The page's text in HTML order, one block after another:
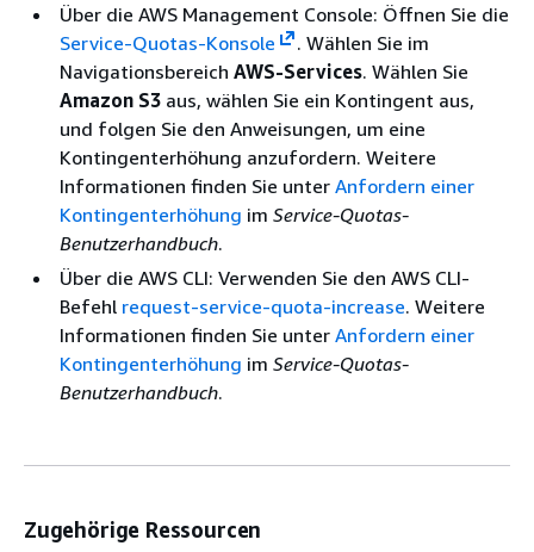
Über die AWS Management Console: Öffnen Sie die
Service-Quotas-Konsole
. Wählen Sie im
Navigationsbereich AWS-Services. Wählen Sie
Amazon S3 aus, wählen Sie ein Kontingent aus,
und folgen Sie den Anweisungen, um eine
Kontingenterhöhung anzufordern. Weitere
Informationen finden Sie unter Anfordern einer
Kontingenterhöhung im Service-Quotas-
Benutzerhandbuch.
Über die AWS CLI: Verwenden Sie den AWS CLI-
Befehl request-service-quota-increase. Weitere
Informationen finden Sie unter Anfordern einer
Kontingenterhöhung im Service-Quotas-
Benutzerhandbuch.
Zugehörige Ressourcen